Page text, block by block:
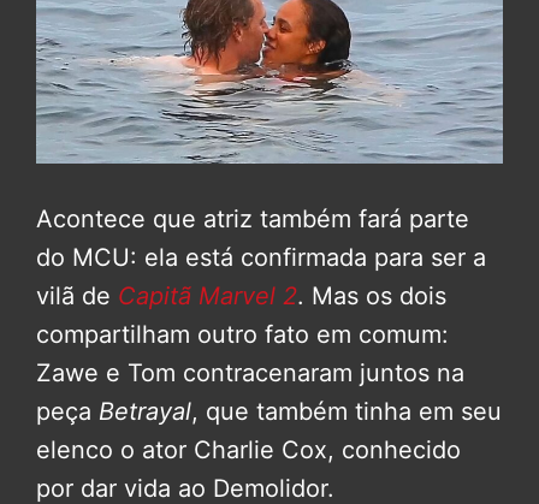
Acontece que atriz também fará parte
do MCU: ela está confirmada para ser a
vilã de Capitã Marvel 2. Mas os dois
compartilham outro fato em comum:
Zawe e Tom contracenaram juntos na
peça Betrayal, que também tinha em seu
elenco o ator Charlie Cox, conhecido
por dar vida ao Demolidor.